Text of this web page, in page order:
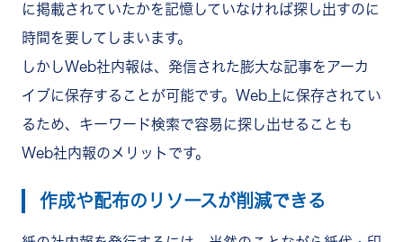
に掲載されていたかを記憶していなければ探し出すのに
時間を要してしまいます。
しかしWeb社内報は、発信された膨大な記事をアーカ
イブに保存することが可能です。Web上に保存されてい
るため、キーワード検索で容易に探し出せることも
Web社内報のメリットです。
作成や配布のリソースが削減できる